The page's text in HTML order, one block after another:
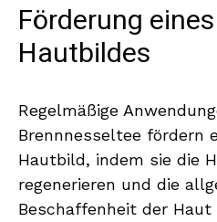
Förderung
Hautbildes
Regelmäßige
Brennnesseltee fördern
Hautbild, indem sie die
regenerieren und die
Beschaffenheit der Haut